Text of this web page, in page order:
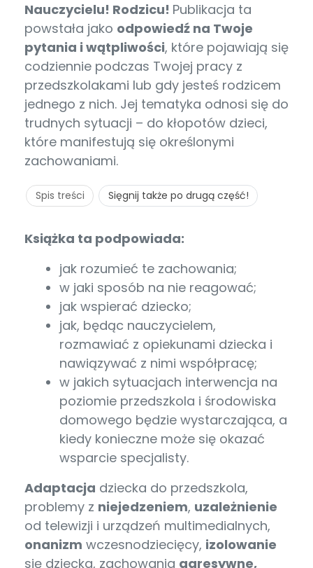
Nauczycielu! Rodzicu! Publikacja ta
powstała jako odpowiedź na Twoje
pytania i wątpliwości, które pojawiają się
codziennie podczas Twojej pracy z
przedszkolakami lub gdy jesteś rodzicem
jednego z nich. Jej tematyka odnosi się do
trudnych sytuacji – do kłopotów dzieci,
które manifestują się określonymi
zachowaniami.
Spis treści Sięgnij także po drugą część!
Książka ta podpowiada:
jak rozumieć te zachowania;
w jaki sposób na nie reagować;
jak wspierać dziecko;
jak, będąc nauczycielem,
rozmawiać z opiekunami dziecka i
nawiązywać z nimi współpracę;
w jakich sytuacjach interwencja na
poziomie przedszkola i środowiska
domowego będzie wystarczająca, a
kiedy konieczne może się okazać
wsparcie specjalisty.
Adaptacja dziecka do przedszkola,
problemy z niejedzeniem, uzależnienie
od telewizji i urządzeń multimedialnych,
onanizm wczesnodziecięcy, izolowanie
się dziecka, zachowania agresywne,